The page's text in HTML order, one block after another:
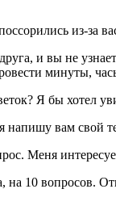
из-за
и вы не
минуты,
Я бы хотел
вам свой
Меня
на 10 вопросов.